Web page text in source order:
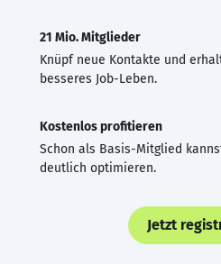
21 Mio. Mitglieder
Knüpf neue Kontakte und
besseres Job-Leben.
Kostenlos profitieren
Schon als Basis-Mitglied
deutlich optimieren.
Jetzt